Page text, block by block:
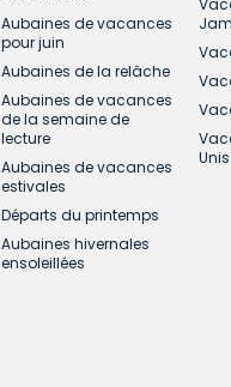
Aubaines de vacances
pour juin
Aubaines de la relâche
Aubaines de vacances
de la semaine de
lecture
Aubaines de vacances
estivales
Départs du printemps
Aubaines hivernales
ensoleillées
Unis